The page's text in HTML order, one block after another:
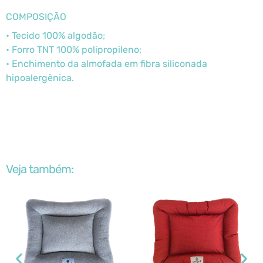
COMPOSIÇÃO
• Tecido 100% algodão;
• Forro TNT 100% polipropileno;
• Enchimento da almofada em fibra siliconada
hipoalergênica.
Veja também: